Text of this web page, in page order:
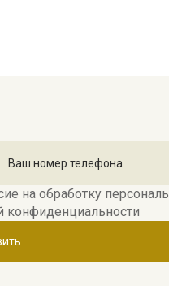
на обработку
конфиденциальности